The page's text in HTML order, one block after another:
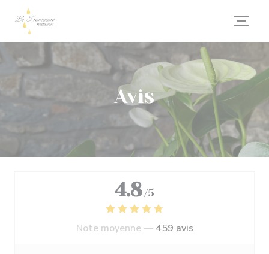
Personnalisation de vos choix en matière de cookies
Avis
4.8 /5
Note moyenne — 459 avis